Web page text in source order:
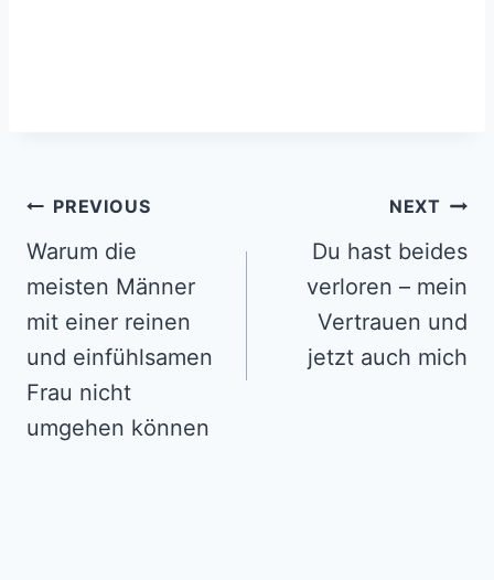
Post
navigation
PREVIOUS
Warum die
meisten Männer
mit einer reinen
und einfühlsamen
Frau nicht
umgehen können
NEXT
Du hast beides
verloren – mein
Vertrauen und
jetzt auch mich